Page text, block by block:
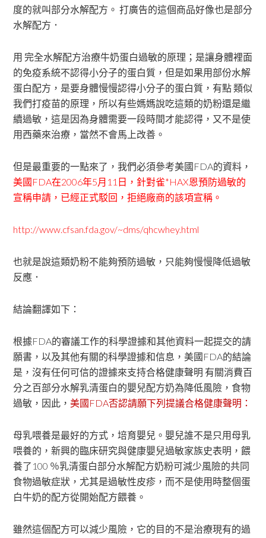
度的就叫部分水解配方。 打廣告的這個商品好像也是部分
水解配方．
用 完全水解配方治療牛奶蛋白過敏的原理；是讓身體裡面
的免疫系統不認得小分子的蛋白質，但是如果用部份水解
蛋白配方，是要身體慢慢認得小分子的蛋白質，有點 類似
我們打疫苗的原理，所以有些媽媽說吃這類的奶粉還是繼
續過敏，這是因為身體需要一段時間才能認得，又不是使
用西藥來治療，當然不會馬上改善。
但是最重要的一點來了，我們必須參考美國FDA的資料，
美國FDA在2006年5月11日，針對雀*HAX恩預防過敏的
宣稱申請，已經正式駁回，拒絕廠商的該項宣稱。
http://www.cfsan.fda.gov/~dms/qhcwhey.html
也就是說這類奶粉不能夠預防過敏，只能夠慢慢降低過敏
反應．
結論翻譯如下：
根據FDA的審議工作的科學證據和其他資料一起提交的請
願書，以及其他有關的科學證據和信息，美國FDA的結論
是，沒有任何可信的證據來支持合格健康聲明 有關消費百
分之百部分水解乳清蛋白的嬰兒配方奶為降低風險，食物
過敏，因此，美國FDA否認請願下列提議合格健康聲明：
母乳喂養是最好的方式，培育嬰兒。嬰兒誰不是只用母乳
喂養的，新興的臨床研究與健康嬰兒過敏家族史表明，餵
養了100 ％乳清蛋白部分水解配方奶粉可減少風險的共同
食物過敏症狀，尤其是過敏性皮疹，而不是使用時整個蛋
白牛奶的配方從開始配方餵養。
雖然這個配方可以減少風險，它的目的不是治療現有的過